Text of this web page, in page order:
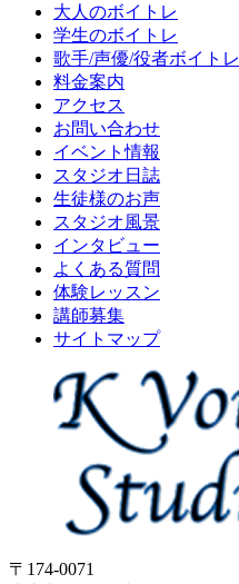
大人のボイトレ
学生のボイトレ
歌手/声優/役者ボイトレ
料金案内
アクセス
お問い合わせ
イベント情報
スタジオ日誌
生徒様のお声
スタジオ風景
インタビュー
よくある質問
体験レッスン
講師募集
サイトマップ
〒174-0071